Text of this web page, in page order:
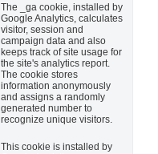
The _ga cookie, installed by
Google Analytics, calculates
visitor, session and
campaign data and also
keeps track of site usage for
the site's analytics report.
The cookie stores
information anonymously
and assigns a randomly
generated number to
recognize unique visitors.
This cookie is installed by